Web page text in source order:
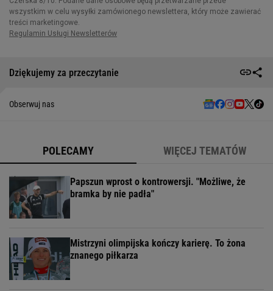
Dziękujemy za przeczytanie
Obserwuj nas
POLECAMY WIĘCEJ TEMATÓW
Papszun wprost o kontrowersji. "Możliwe, że
bramka by nie padła"
Mistrzyni olimpijska kończy karierę. To żona
znanego piłkarza